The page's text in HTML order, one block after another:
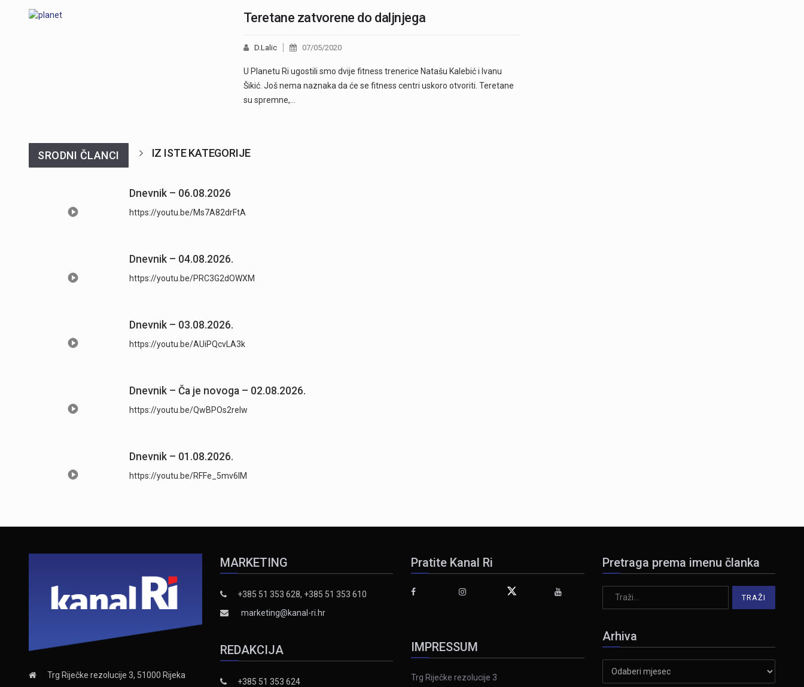
Teretane zatvorene do daljnjega
D.Lalic 07/05/2020
U Planetu Ri ugostili smo dvije fitness trenerice Natašu Kalebić i Ivanu
Šikić. Još nema naznaka da će se fitness centri uskoro otvoriti. Teretane
su spremne,…
SRODNI ČLANCI IZ ISTE KATEGORIJE
Dnevnik – 06.08.2026
https://youtu.be/Ms7A82drFtA
Dnevnik – 04.08.2026.
https://youtu.be/PRC3G2dOWXM
Dnevnik – 03.08.2026.
https://youtu.be/AUiPQcvLA3k
Dnevnik – Ča je novoga – 02.08.2026.
https://youtu.be/QwBPOs2reIw
Dnevnik – 01.08.2026.
https://youtu.be/RFFe_5mv6lM
Trg Riječke rezolucije 3, 51000 Rijeka
MARKETING
+385 51 353 628, +385 51 353 610
marketing@kanal-ri.hr
REDAKCIJA
+385 51 353 624
Pratite Kanal Ri
IMPRESSUM
Trg Riječke rezolucije 3
Pretraga prema imenu članka
Arhiva